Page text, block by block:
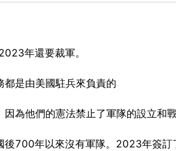
年還要裁軍。
都是由美國駐兵來負責的
為他們的憲法禁止了軍隊的設立和
後700年以來沒有軍隊。2023年簽訂